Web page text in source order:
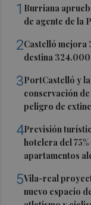
1 Burriana
de agente de la
2Castelló mejora
destina
3PortCastelló y
conservación
peligro de
4Previsión
hotelera del
apartamentos
5Vila-real
nuevo espacio